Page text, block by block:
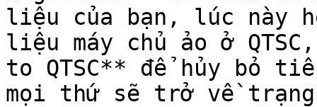
liệu của bạn, lúc này
liệu máy chủ ảo ở
to QTSC** để hủy bỏ
mọi thứ sẽ trở về